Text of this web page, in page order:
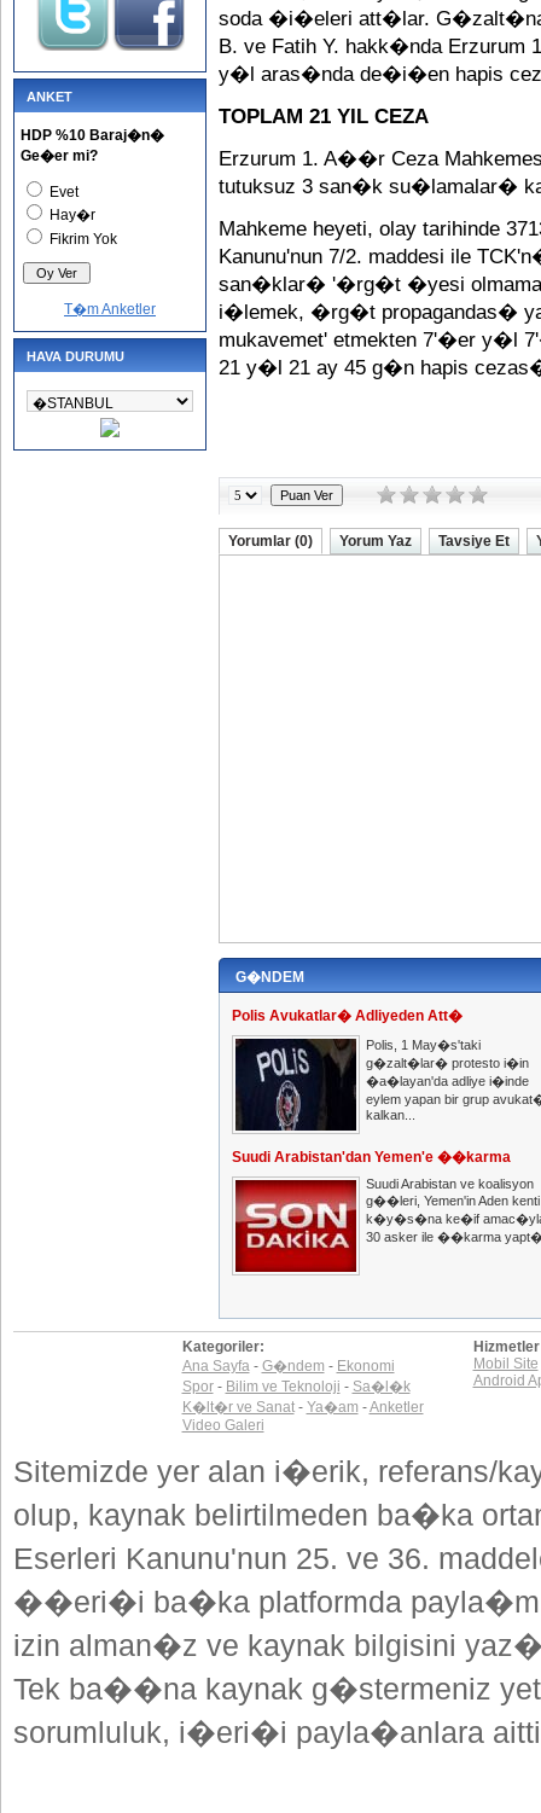
ANKET
HDP %10 Baraj�n�
Ge�er mi?
Evet
Hay�r
Fikrim Yok
T�m Anketler
HAVA DURUMU
soda �i�eleri att�lar. G�zalt�na
B. ve Fatih Y. hakk�nda Erzurum
y�l aras�nda de�i�en hapis
TOPLAM 21 YIL CEZA
Erzurum 1. A��r Ceza
tutuksuz 3 san�k su�lamalar�
Mahkeme heyeti, olay tarihinde
Kanunu'nun 7/2. maddesi ile
san�klar� '�rg�t �yesi
i�lemek, �rg�t propagandas�
mukavemet' etmekten 7'�er y�l
21 y�l 21 ay 45 g�n hapis
Yorumlar (0) Yorum Yaz Tavsiye Et
G�NDEM
Polis Avukatlar� Adliyeden Att�
Polis, 1 May�s'taki
g�zalt�lar� protesto i�in
�a�layan'da adliye i�inde
eylem yapan bir grup
kalkan...
Suudi Arabistan'dan Yemen'e ��karma
Suudi Arabistan ve koalisyon
g��leri, Yemen'in Aden kenti
k�y�s�na ke�if
30 asker ile ��karma
Kategoriler:
Ana Sayfa- G�ndem - Ekonomi
Spor- Bilim ve Teknoloji - Sa�l�k
K�lt�r ve Sanat- Ya�am -Anketler
Video Galeri
Mobil Site
Android
Sitemizde yer alan i�erik, referans/
olup, kaynak belirtilmeden ba�ka
Eserleri Kanunu'nun 25. ve 36.
��eri�i ba�ka platformda
izin alman�z ve kaynak bilgisini
Tek ba��na kaynak g�stermeniz
sorumluluk, i�eri�i payla�anlara